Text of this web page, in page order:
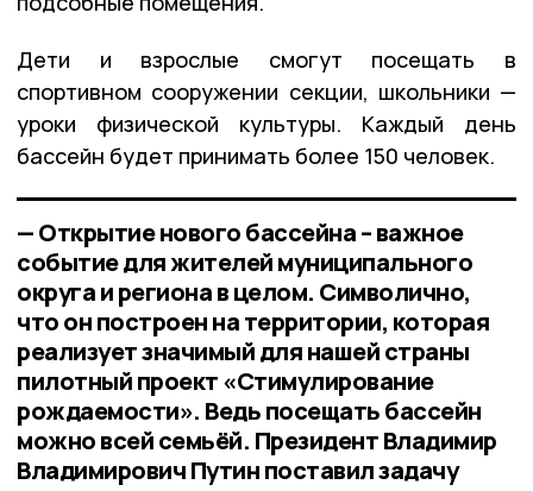
Дети и взрослые смогут посещать в
спортивном сооружении секции, школьники —
уроки физической культуры. Каждый день
бассейн будет принимать более 150 человек.
— Открытие нового бассейна – важное
событие для жителей муниципального
округа и региона в целом. Символично,
что он построен на территории, которая
реализует значимый для нашей страны
пилотный проект «Стимулирование
рождаемости». Ведь посещать бассейн
можно всей семьёй. Президент Владимир
Владимирович Путин поставил задачу